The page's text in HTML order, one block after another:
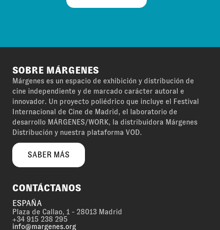
SOBRE MÁRGENES
Márgenes es un espacio de exhibición y distribución de
cine independiente y de marcado carácter autoral e
innovador. Un proyecto poliédrico que incluye el Festival
Internacional de Cine de Madrid, el laboratorio de
desarrollo MÁRGENES/WORK, la distribuidora Márgenes
Distribución y nuestra plataforma VOD.
SABER MÁS
CONTÁCTANOS
ESPAÑA
Plaza de Callao, 1 - 28013 Madrid
+34 915 238 295
info@margenes.org